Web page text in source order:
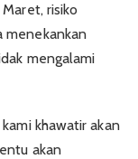
risiko
menekankan
mengalami
khawatir akan
akan